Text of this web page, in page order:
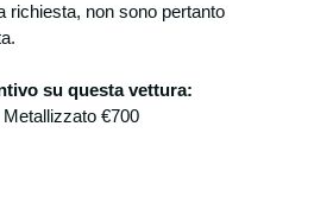
richiesta, non sono pertanto
su questa vettura:
€700